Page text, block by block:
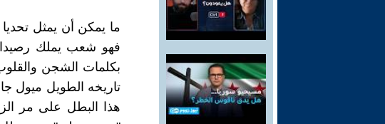
ما يمكن أن يمثل
فهو شعب يملك رصيدا
بكلمات الشجن
تاريخه الطويل ميول
هذا البطل على مر